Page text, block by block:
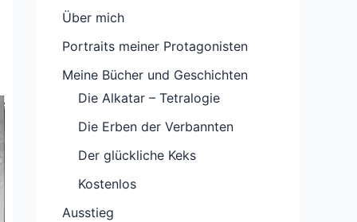
Über mich
Portraits meiner Protagonisten
Meine Bücher und Geschichten
Die Alkatar – Tetralogie
Die Erben der Verbannten
Der glückliche Keks
Kostenlos
Ausstieg